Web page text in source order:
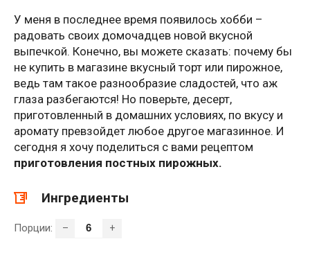
У меня в последнее время появилось хобби –
радовать своих домочадцев новой вкусной
выпечкой. Конечно, вы можете сказать: почему бы
не купить в магазине вкусный торт или пирожное,
ведь там такое разнообразие сладостей, что аж
глаза разбегаются! Но поверьте, десерт,
приготовленный в домашних условиях, по вкусу и
аромату превзойдет любое другое магазинное. И
сегодня я хочу поделиться с вами рецептом
приготовления постных пирожных.
Ингредиенты
Порции: – +